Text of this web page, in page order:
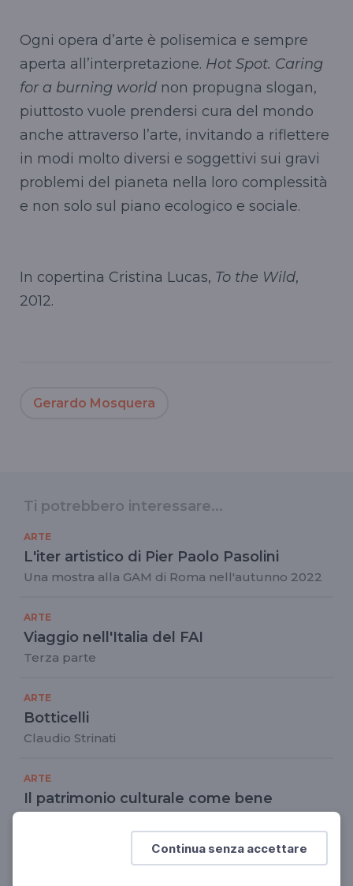
Continua senza accettare
Ogni opera d’arte è polisemica e sempre
aperta all’interpretazione. Hot Spot. Caring
for a burning world non propugna slogan,
piuttosto vuole prendersi cura del mondo
anche attraverso l’arte, invitando a riflettere
in modi molto diversi e soggettivi sui gravi
problemi del pianeta nella loro complessità
e non solo sul piano ecologico e sociale.
In copertina Cristina Lucas, To the Wild,
2012.
Gerardo Mosquera
Ti potrebbero interessare...
ARTE
L'iter artistico di Pier Paolo Pasolini
Una mostra alla GAM di Roma nell'autunno 2022
ARTE
Viaggio nell'Italia del FAI
Terza parte
ARTE
Botticelli
Claudio Strinati
ARTE
Il patrimonio culturale come bene
comune
Cittadini del Bello: l'arte e il paesaggio nella